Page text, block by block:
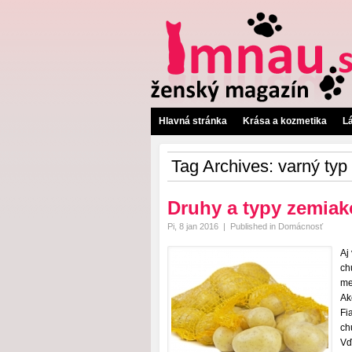
Hlavná stránka Krása a kozmetika
Tag Archives: varný
Druhy a typy
Pi, 8 jan 2016 | Published in Domácnosť
Aj